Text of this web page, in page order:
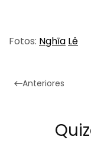
Fotos: Nghĩa Lê
Anteriores